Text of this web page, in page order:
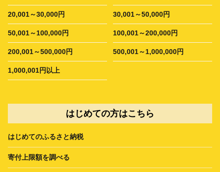
20,001～30,000円 30,001～50,000円
50,001～100,000円 100,001～200,000円
200,001～500,000円 500,001～1,000,000円
1,000,001円以上
はじめての方はこちら
はじめてのふるさと納税
寄付上限額を調べる